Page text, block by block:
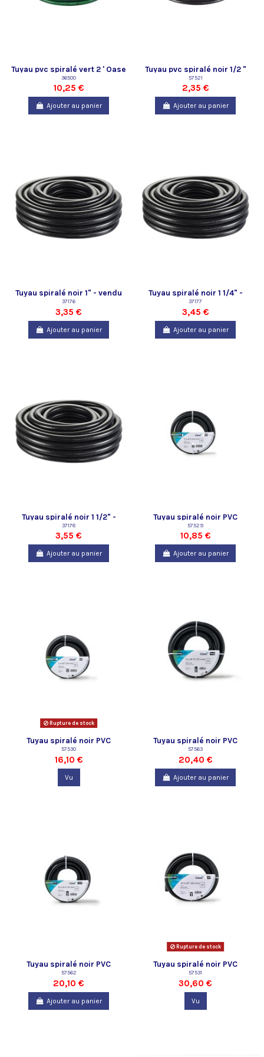
Tuyau pvc spiralé vert 2 ' Oase
- vendu au mètre
36500
10,25 €
Ajouter au panier
Tuyau pvc spiralé noir 1/2 "
Oase - vendu au mètre
57521
2,35 €
Ajouter au panier
Tuyau spiralé noir 1" - vendu
au mètre
37176
3,35 €
Ajouter au panier
Tuyau spiralé noir 1 1/4" -
vendu au mètre
37177
3,45 €
Ajouter au panier
Tuyau spiralé noir 1 1/2" -
vendu au mètre
37178
3,55 €
Ajouter au panier
Tuyau spiralé noir PVC
prédécoupé 3/4 "- 5 m Oase
57529
10,85 €
Ajouter au panier
Rupture de stock
Tuyau spiralé noir PVC
prédécoupé 1 "- 5 m Oase
57530
16,10 €
Vu
Tuyau spiralé noir PVC
prédécoupé 1 " 1/4 - 5 m Oase
57563
20,40 €
Ajouter au panier
Tuyau spiralé noir PVC
prédécoupé 3/4 "- 10 m Oase
57562
20,10 €
Ajouter au panier
Rupture de stock
Tuyau spiralé noir PVC
prédécoupé 1 "- 10 m Oase
57531
30,60 €
Vu